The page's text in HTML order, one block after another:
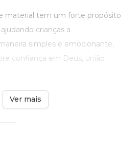
material tem um forte propósito
crianças a
simples e emocionante,
confiança em Deus, união
Ver mais